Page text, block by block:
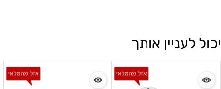
יכול לעניין אותך